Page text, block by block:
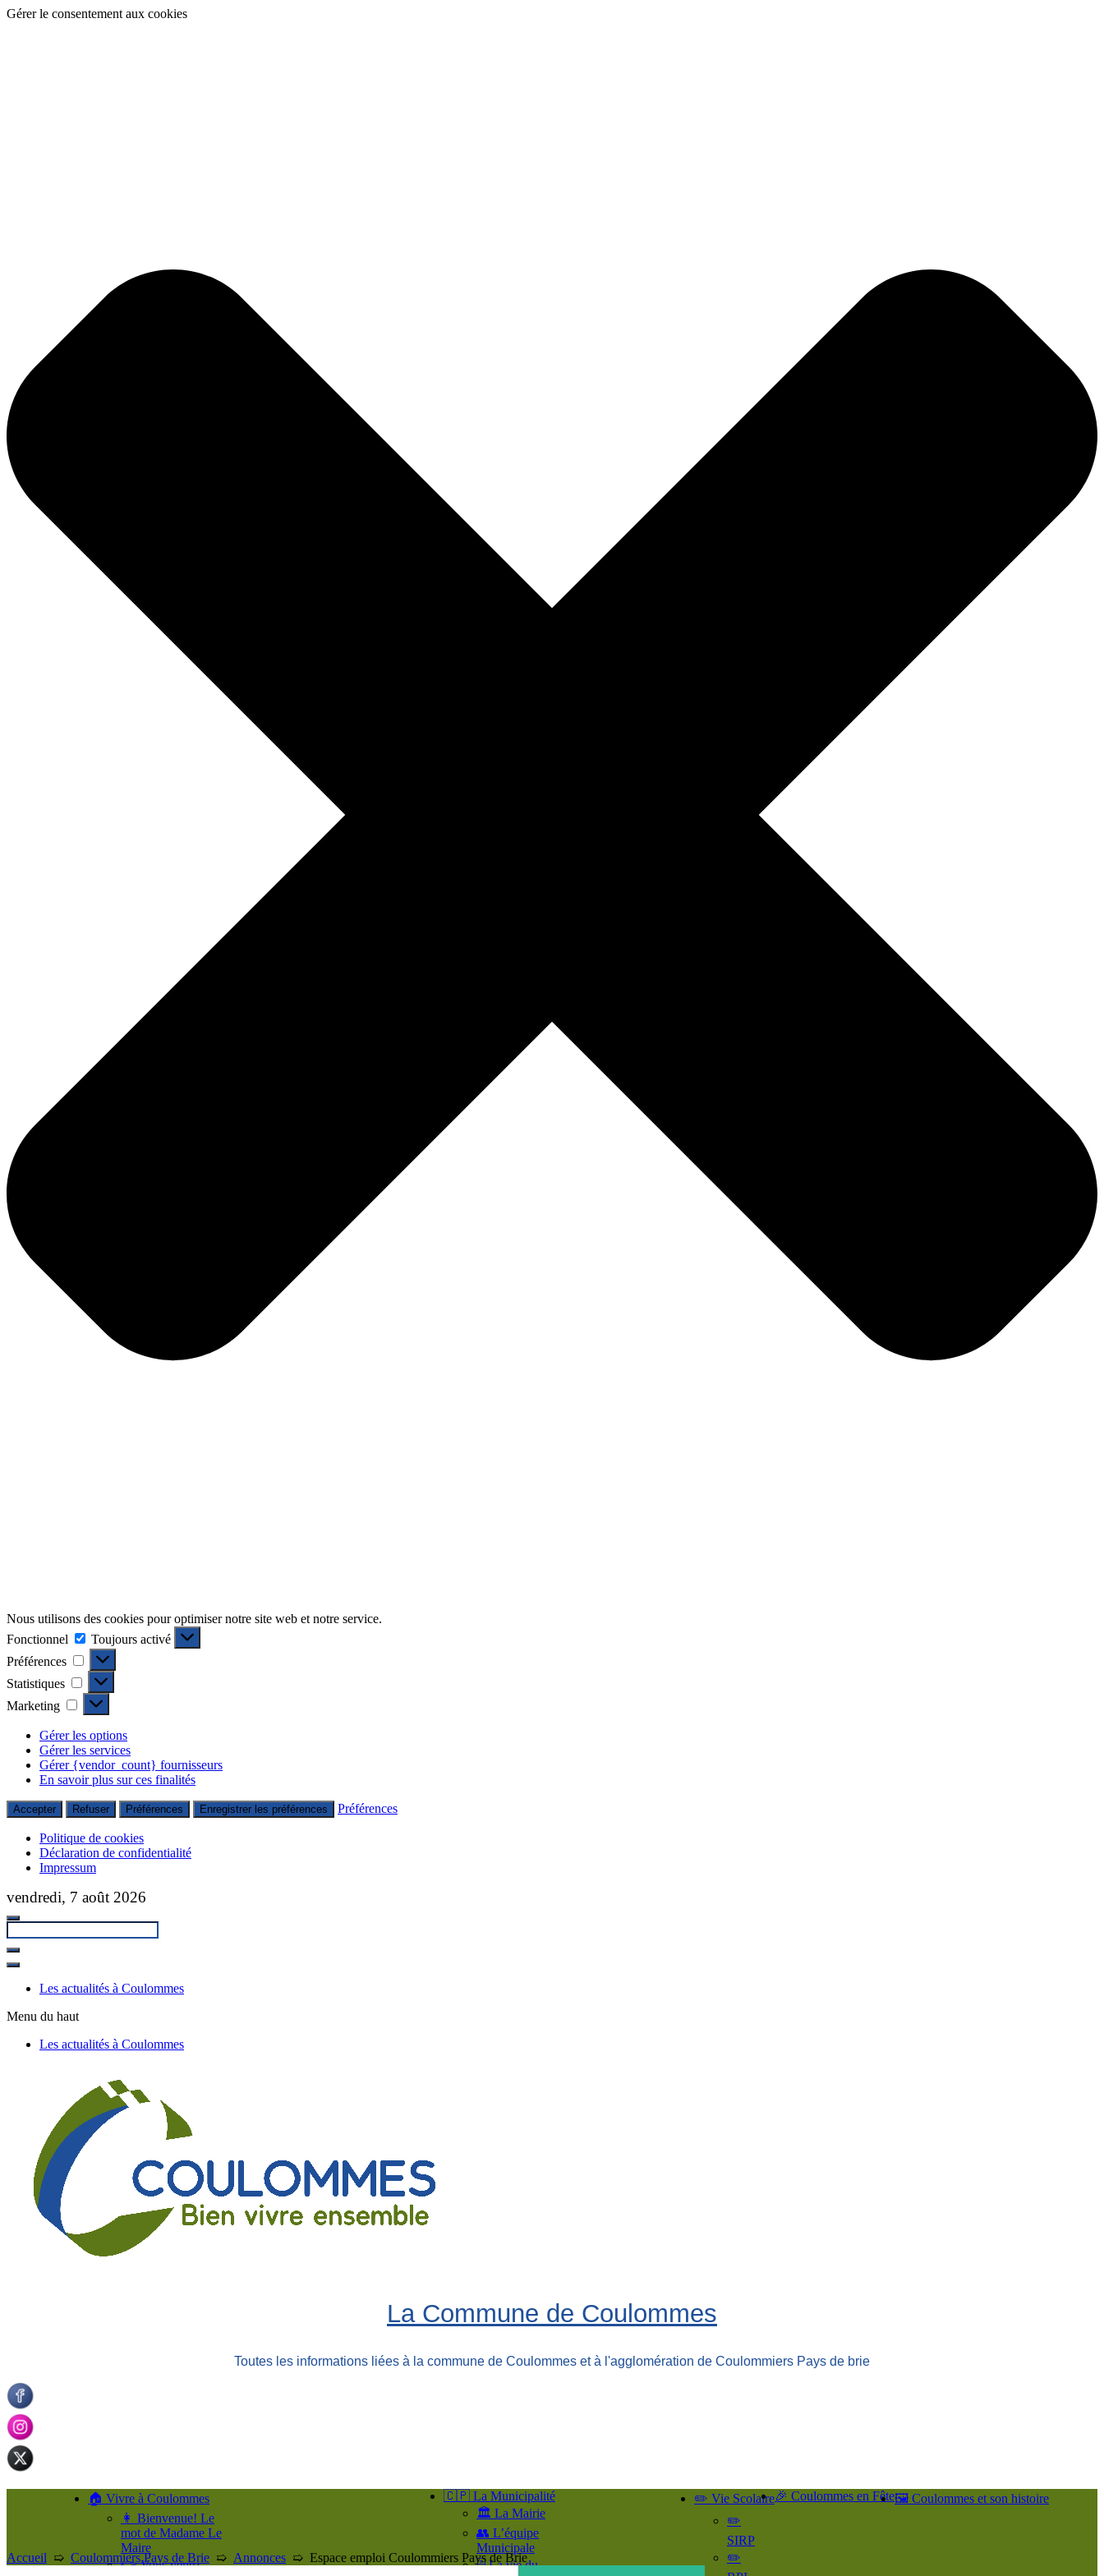
Gérer le consentement aux cookies
Nous utilisons des cookies pour optimiser notre site web et notre service.
Fonctionnel
Fonctionnel
Toujours activé
Préférences
Préférences
Statistiques Statistiques
Marketing Marketing
Gérer les options
Gérer les services
Gérer {vendor_count} fournisseurs
En savoir plus sur ces finalités
Accepter Refuser Préférences Enregistrer les préférences Préférences
Politique de cookies
Déclaration de confidentialité
Impressum
Passer
contenu
principal
vendredi, 7 août 2026
Fermer
rechercheLes actualités à Coulommes
Menu du haut
Les actualités à Coulommes
La Commune de Coulommes
Toutes les informations liées à la commune de Coulommes et à l'agglomération de Coulommiers Pays de brie
🏠 Vivre à Coulommes
👩 Bienvenue! Le
mot de Madame Le
Maire
👉 Vous venez
🇨🇵 La Municipalité
🏛️ La Mairie
👥​ L’équipe
Municipale
🗄️ La vie du
✏️ Vie Scolaire
✏️
SIRP
✏️
🎉 Coulommes en Fête🖼️ Coulommes et son histoire
Accueil ➯ Coulommiers Pays de Brie ➯ Annonces ➯ Espace emploi Coulommiers Pays de Brie